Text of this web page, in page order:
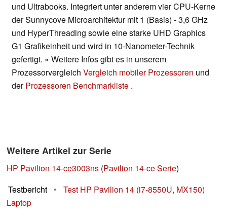
und Ultrabooks. Integriert unter anderem vier CPU-Kerne
der Sunnycove Microarchitektur mit 1 (Basis) - 3,6 GHz
und HyperThreading sowie eine starke UHD Graphics
G1 Grafikeinheit und wird in 10-Nanometer-Technik
gefertigt. » Weitere Infos gibt es in unserem
Prozessorvergleich Vergleich mobiler Prozessoren und
derProzessoren Benchmarkliste .
Weitere Artikel zur Serie
HP Pavilion 14-ce3003ns (Pavilion 14-ce Serie)
Testbericht
•
Test HP Pavilion 14 (i7-8550U, MX150)
Laptop